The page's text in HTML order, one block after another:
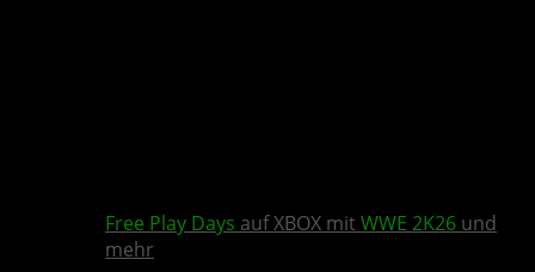
Free Play Days auf XBOX mit WWE 2K26 und
mehr